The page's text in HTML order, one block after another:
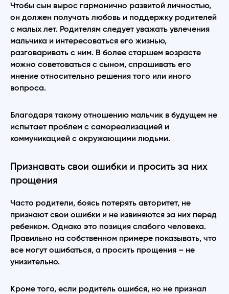
Чтобы сын вырос гармонично развитой личностью,
он должен получать любовь и поддержку родителей
с малых лет. Родителям следует уважать увлечения
мальчика и интересоваться его жизнью,
разговаривать с ним. В более старшем возрасте
можно советоваться с сыном, спрашивать его
мнение относительно решения того или иного
вопроса.
Благодаря такому отношению мальчик в будущем не
испытает проблем с самореализацией и
коммуникацией с окружающими людьми.
Признавать свои ошибки и просить за них
прощения
Часто родители, боясь потерять авторитет, не
признают свои ошибки и не извиняются за них перед
ребенком. Однако это позиция слабого человека.
Правильно на собственном примере показывать, что
все могут ошибаться, а просить прощения – не
унизительно.
Кроме того, если родитель ошибся, но не признал